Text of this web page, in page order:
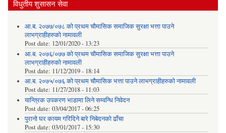
विधुतीय शुसासन सेवा
आ.ब. २०७७/०७८ को प्रथम चौमासिक समाजिक सुरक्षा भत्ता पाउने
लाभग्राहीहरुको नामावली
Post date: 12/01/2020 - 13:23
आ.ब. २०७६/०७७ को प्रथम चौमासिक समाजिक सुरक्षा भत्ता पाउने
लाभग्राहीहरुको नामावली
Post date: 11/12/2019 - 18:14
आ.ब. २०७५/०७६ को प्रथम चौमासिक भत्ता पाउने लाभग्राहीहरुको नामावली
Post date: 11/27/2018 - 11:03
यान्त्रिक उपकरण भाडामा लिने सम्वन्धि निवेदन
Post date: 03/04/2017 - 06:25
पुरानो घर कायम गरिदिने बारे निबेदनको ढाँचा
Post date: 03/01/2017 - 15:30